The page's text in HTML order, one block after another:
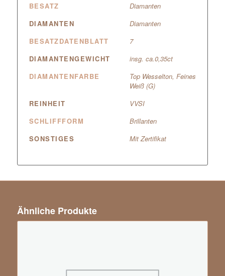
BESATZ
Diamanten
DIAMANTEN
Diamanten
BESATZDATENBLATT
7
DIAMANTENGEWICHT
insg. ca.0,35ct
DIAMANTENFARBE
Top Wesselton, Feines
Weiß (G)
REINHEIT
VVSI
SCHLIFFFORM
Brillanten
SONSTIGES
Mit Zertifikat
Ähnliche Produkte